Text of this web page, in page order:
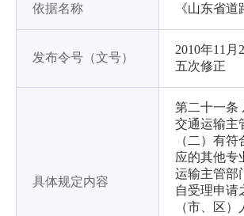
依据名称 《山东省道
发布令号（文号）
2010年11
五次修正
具体规定内容
第二十一条
交通运输主
（二）有
应的其他专
运输主管部
自受理申请
（市、区